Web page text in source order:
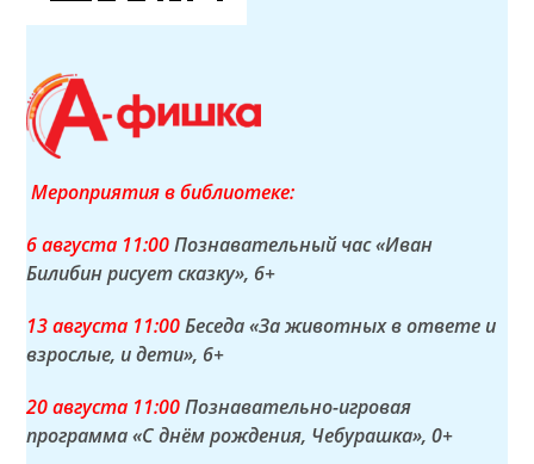
Мероприятия в библиотеке:
6 августа 11:00Познавательный час «Иван
Билибин рисует сказку», 6+
13 августа 11:00Беседа «За животных в ответе и
взрослые, и дети», 6+
20 августа 11:00Познавательно-игровая
программа «С днём рождения, Чебурашка», 0+